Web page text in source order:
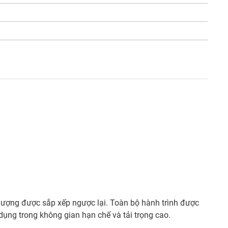
được sắp xếp ngược lại. Toàn bộ hành trình được
trong không gian hạn chế và tải trọng cao.